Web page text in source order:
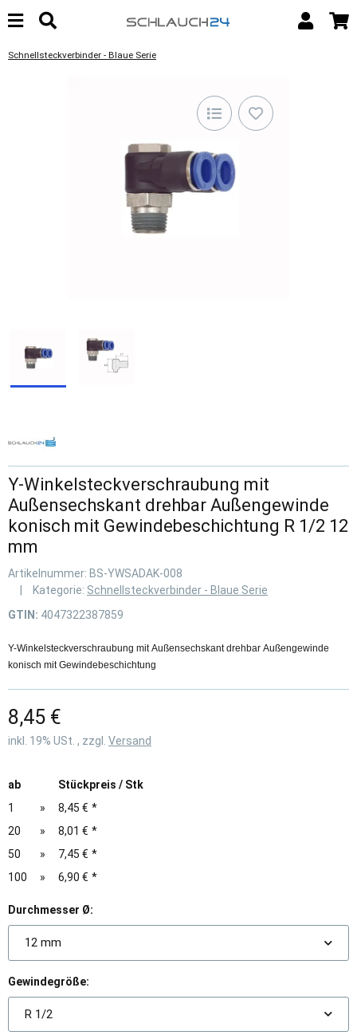
Schnellsteckverbinder - Blaue Serie
Y-Winkelsteckverschraubung mit
Außensechskant drehbar Außengewinde
konisch mit Gewindebeschichtung R 1/2 12
mm
Artikelnummer: BS-YWSADAK-008
Kategorie: Schnellsteckverbinder - Blaue Serie
GTIN: 4047322387859
Y-Winkelsteckverschraubung mit Außensechskant drehbar Außengewinde
konisch mit Gewindebeschichtung
8,45 €
inkl. 19% USt. , zzgl. Versand
ab
Stückpreis / Stk
1
» 8,45 € *
20
» 8,01 € *
50
» 7,45 € *
100
» 6,90 € *
Durchmesser Ø:
12 mm
Gewindegröße:
R 1/2